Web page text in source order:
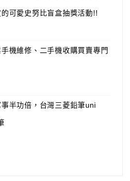
可愛史努比盲盒抽獎活動!!
機維修、二手機收購買賣專門
半功倍，台灣三菱鉛筆uni